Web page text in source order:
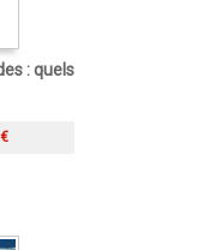
: quels